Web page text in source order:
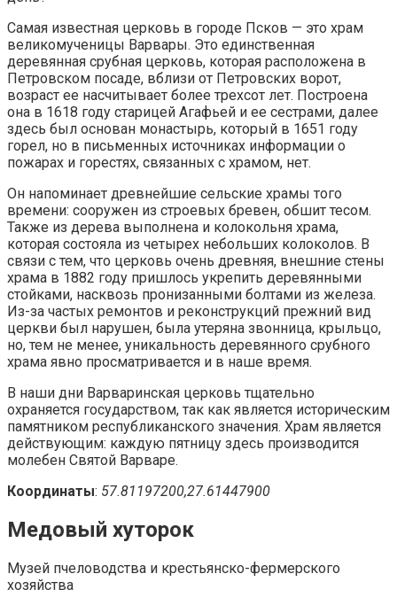
Самая известная церковь в городе Псков — это храм
великомученицы Варвары. Это единственная
деревянная срубная церковь, которая расположена в
Петровском посаде, вблизи от Петровских ворот,
возраст ее насчитывает более трехсот лет. Построена
она в 1618 году старицей Агафьей и ее сестрами, далее
здесь был основан монастырь, который в 1651 году
горел, но в письменных источниках информации о
пожарах и горестях, связанных с храмом, нет.
Он напоминает древнейшие сельские храмы того
времени: сооружен из строевых бревен, обшит тесом.
Также из дерева выполнена и колокольня храма,
которая состояла из четырех небольших колоколов. В
связи с тем, что церковь очень древняя, внешние стены
храма в 1882 году пришлось укрепить деревянными
стойками, насквозь пронизанными болтами из железа.
Из-за частых ремонтов и реконструкций прежний вид
церкви был нарушен, была утеряна звонница, крыльцо,
но, тем не менее, уникальность деревянного срубного
храма явно просматривается и в наше время.
В наши дни Варваринская церковь тщательно
охраняется государством, так как является историческим
памятником республиканского значения. Храм является
действующим: каждую пятницу здесь производится
молебен Святой Варваре.
Координаты: 57.81197200,27.61447900
Медовый хуторок
Музей пчеловодства и крестьянско-фермерского
хозяйства